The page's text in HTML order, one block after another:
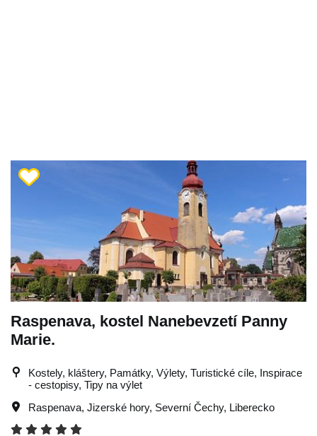
Raspenava, kostel Nanebevzetí Panny
Marie.
Kostely, kláštery, Památky, Výlety, Turistické cíle, Inspirace
- cestopisy, Tipy na výlet
Raspenava, Jizerské hory, Severní Čechy, Liberecko